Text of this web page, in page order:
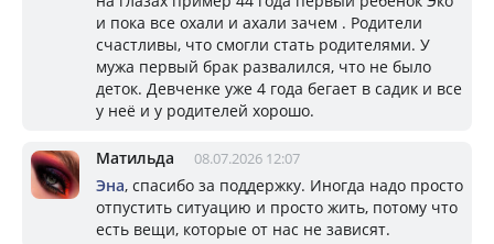
и пока все охали и ахали зачем . Родители
счастливы, что смогли стать родителями. У
мужа первый брак развалился, что не было
деток. Девченке уже 4 года бегает в садик и все
у неё и у родителей хорошо.
Матильда 08.07.2026 12:07
Эна, спасибо за поддержку. Иногда надо просто
отпустить ситуацию и просто жить, потому что
есть вещи, которые от нас не зависят.